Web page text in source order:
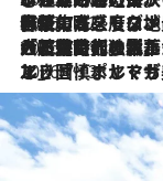
2026.7.22
伝統の味をモダンに昇華。高感度な地元客が集う、リスボンの最旬ガストロノミー
2026.7.21
大航海時代の栄華から、震災、独裁、そして革命へ。ポルトガル・首都リスボンの石畳に刻まれた「歴史の光と影」
2026.7.13
エッセイ・ヤマザキマリ「慎ましくも美しき国 ポルトガル」